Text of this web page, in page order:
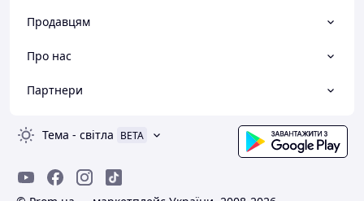
Продавцям
Про нас
Партнери
Тема - світла BETA